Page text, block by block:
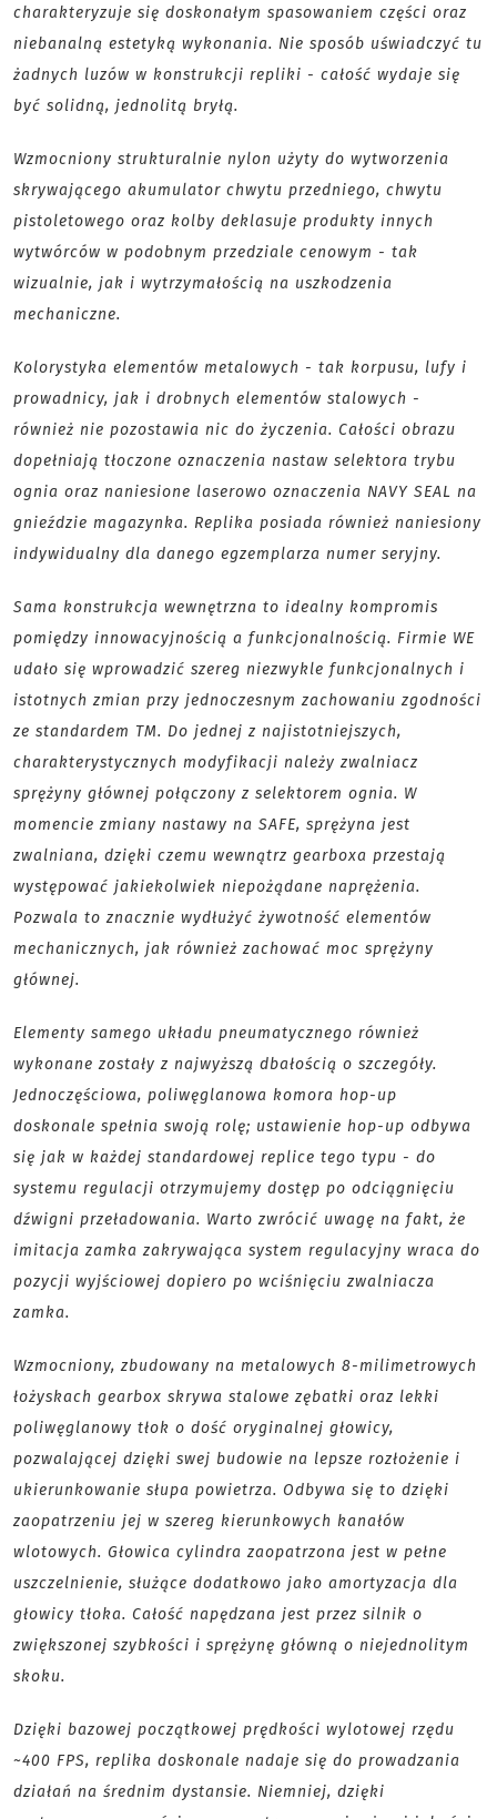
charakteryzuje się doskonałym spasowaniem części oraz
niebanalną estetyką wykonania. Nie sposób uświadczyć tu
żadnych luzów w konstrukcji repliki - całość wydaje się
być solidną, jednolitą bryłą.
Wzmocniony strukturalnie nylon użyty do wytworzenia
skrywającego akumulator chwytu przedniego, chwytu
pistoletowego oraz kolby deklasuje produkty innych
wytwórców w podobnym przedziale cenowym - tak
wizualnie, jak i wytrzymałością na uszkodzenia
mechaniczne.
Kolorystyka elementów metalowych - tak korpusu, lufy i
prowadnicy, jak i drobnych elementów stalowych -
również nie pozostawia nic do życzenia. Całości obrazu
dopełniają tłoczone oznaczenia nastaw selektora trybu
ognia oraz naniesione laserowo oznaczenia NAVY SEAL na
gnieździe magazynka. Replika posiada również naniesiony
indywidualny dla danego egzemplarza numer seryjny.
Sama konstrukcja wewnętrzna to idealny kompromis
pomiędzy innowacyjnością a funkcjonalnością. Firmie WE
udało się wprowadzić szereg niezwykle funkcjonalnych i
istotnych zmian przy jednoczesnym zachowaniu zgodności
ze standardem TM. Do jednej z najistotniejszych,
charakterystycznych modyfikacji należy zwalniacz
sprężyny głównej połączony z selektorem ognia. W
momencie zmiany nastawy na SAFE, sprężyna jest
zwalniana, dzięki czemu wewnątrz gearboxa przestają
występować jakiekolwiek niepożądane naprężenia.
Pozwala to znacznie wydłużyć żywotność elementów
mechanicznych, jak również zachować moc sprężyny
głównej.
Elementy samego układu pneumatycznego również
wykonane zostały z najwyższą dbałością o szczegóły.
Jednoczęściowa, poliwęglanowa komora hop-up
doskonale spełnia swoją rolę; ustawienie hop-up odbywa
się jak w każdej standardowej replice tego typu - do
systemu regulacji otrzymujemy dostęp po odciągnięciu
dźwigni przeładowania. Warto zwrócić uwagę na fakt, że
imitacja zamka zakrywająca system regulacyjny wraca do
pozycji wyjściowej dopiero po wciśnięciu zwalniacza
zamka.
Wzmocniony, zbudowany na metalowych 8-milimetrowych
łożyskach gearbox skrywa stalowe zębatki oraz lekki
poliwęglanowy tłok o dość oryginalnej głowicy,
pozwalającej dzięki swej budowie na lepsze rozłożenie i
ukierunkowanie słupa powietrza. Odbywa się to dzięki
zaopatrzeniu jej w szereg kierunkowych kanałów
wlotowych. Głowica cylindra zaopatrzona jest w pełne
uszczelnienie, służące dodatkowo jako amortyzacja dla
głowicy tłoka. Całość napędzana jest przez silnik o
zwiększonej szybkości i sprężynę główną o niejednolitym
skoku.
Dzięki bazowej początkowej prędkości wylotowej rzędu
~400 FPS, replika doskonale nadaje się do prowadzania
działań na średnim dystansie. Niemniej, dzięki